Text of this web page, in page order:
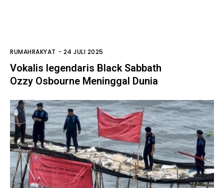
RUMAHRAKYAT - 24 JULI 2025
Vokalis legendaris Black Sabbath
Ozzy Osbourne Meninggal Dunia